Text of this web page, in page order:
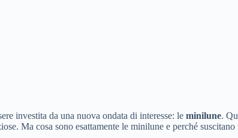
investita da una nuova ondata di interesse: le minilune.
Ma cosa sono esattamente le minilune e perché suscitano